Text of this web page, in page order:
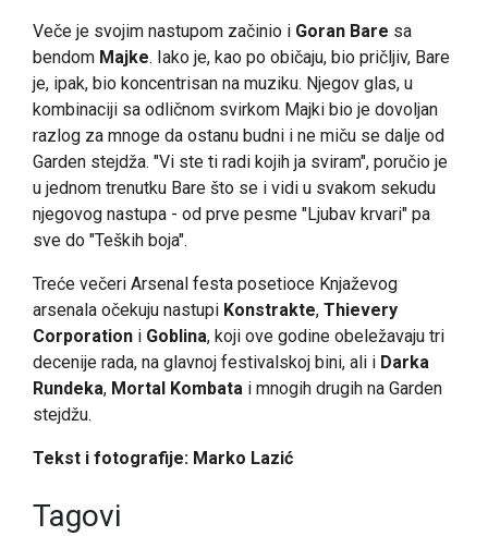
Veče je svojim nastupom začinio i Goran Bare sa
bendom Majke. Iako je, kao po običaju, bio pričljiv, Bare
je, ipak, bio koncentrisan na muziku. Njegov glas, u
kombinaciji sa odličnom svirkom Majki bio je dovoljan
razlog za mnoge da ostanu budni i ne miču se dalje od
Garden stejdža. "Vi ste ti radi kojih ja sviram", poručio je
u jednom trenutku Bare što se i vidi u svakom sekudu
njegovog nastupa - od prve pesme "Ljubav krvari" pa
sve do "Teških boja".
Treće večeri Arsenal festa posetioce Knjaževog
arsenala očekuju nastupi Konstrakte, Thievery
Corporation i Goblina, koji ove godine obeležavaju tri
decenije rada, na glavnoj festivalskoj bini, ali i Darka
Rundeka, Mortal Kombata i mnogih drugih na Garden
stejdžu.
Tekst i fotografije: Marko Lazić
Tagovi